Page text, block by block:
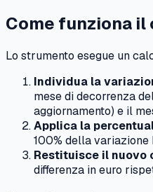
Come funziona
Lo strumento esegue un
Individua la
mese di decorrenza
aggiornamento) e il
Applica la
100% della variazione
Restituisce il nuovo
differenza in euro